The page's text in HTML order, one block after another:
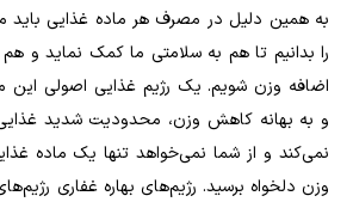
به همین دلیل در مصرف هر ماده غذایی باید
را بدانیم تا هم به سلامتی ما کمک نماید و هم
اضافه وزن شویم. یک رژیم غذایی اصولی این
و به بهانه کاهش وزن، محدودیت شدید
نمی‌کند و از شما نمی‌خواهد تنها یک ماده
وزن دلخواه برسید. رژیم‌های بهاره غفاری